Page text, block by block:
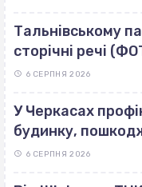
Тальнівському
сторічні речі
6 СЕРПНЯ 2026
У Черкасах
будинку,
6 СЕРПНЯ 2026